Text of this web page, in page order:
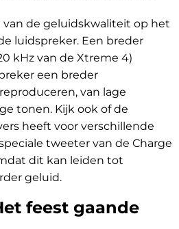
de geluidskwaliteit op het
luidspreker. Een breder
kHz van de Xtreme 4)
een breder
van lage
tonen. Kijk ook of de
heeft voor verschillende
tweeter van de Charge
dit kan leiden tot
geluid.
feest gaande